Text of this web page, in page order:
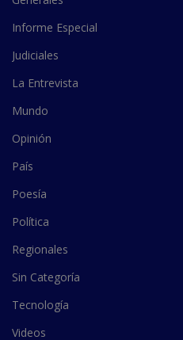
Informe Especial
Judiciales
La Entrevista
Mundo
Opinión
País
Poesía
Política
Regionales
Sin Categoría
Tecnología
Videos